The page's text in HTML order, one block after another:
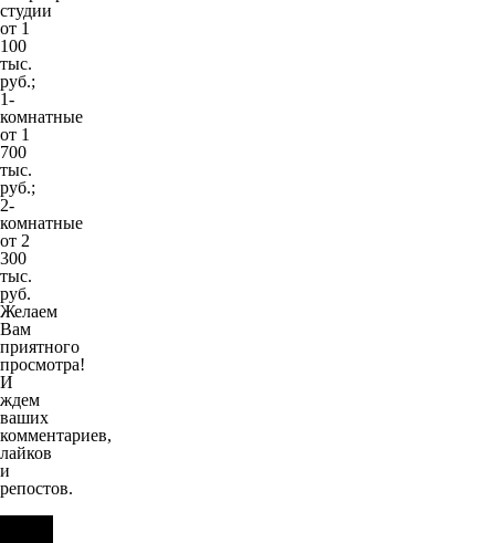
студии
от 1
100
тыс.
руб.;
1-
комнатные
от 1
700
тыс.
руб.;
2-
комнатные
от 2
300
тыс.
руб.
Желаем
Вам
приятного
просмотра!
И
ждем
ваших
комментариев,
лайков
и
репостов.